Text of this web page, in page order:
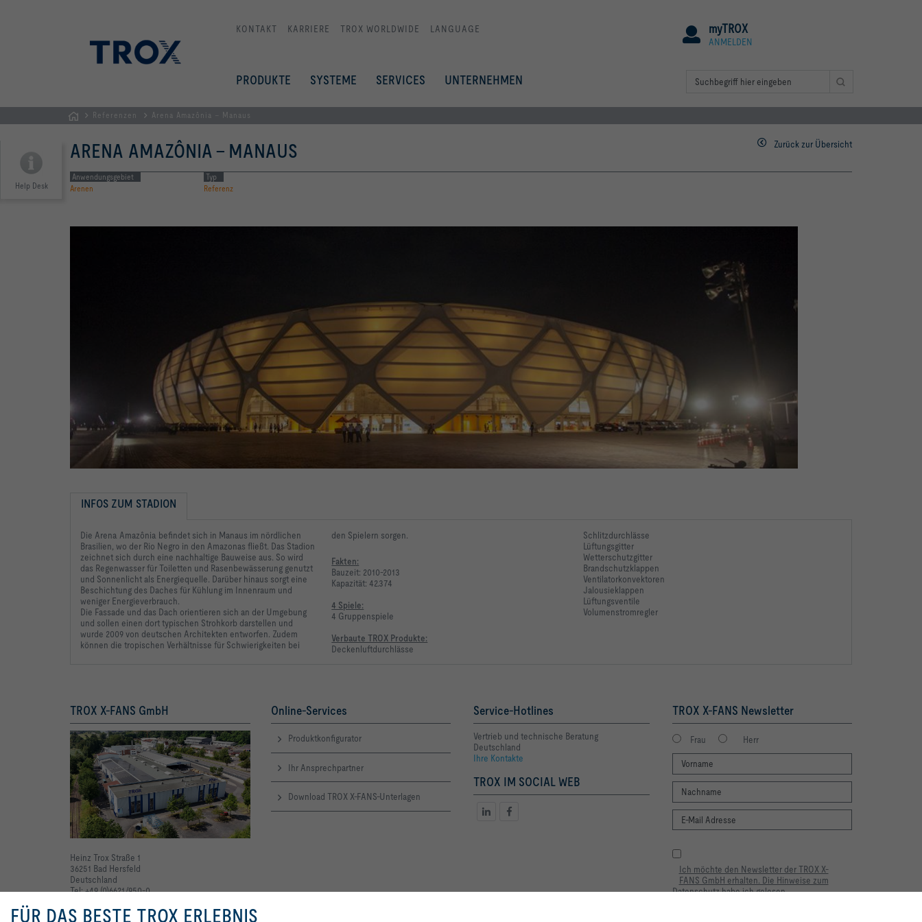
KONTAKT KARRIERE TROX WORLDWIDE LANGUAGE myTROX
ANMELDEN
PRODUKTE SYSTEME SERVICES UNTERNEHMEN
Referenzen Arena Amazônia – Manaus
Help Desk
ARENA AMAZÔNIA – MANAUS Zurück zur Übersicht
Anwendungsgebiet
Arenen
Typ
Referenz
INFOS ZUM STADION
Die Arena Amazônia befindet sich in Manaus im nördlichen
Brasilien, wo der Rio Negro in den Amazonas fließt. Das Stadion
zeichnet sich durch eine nachhaltige Bauweise aus. So wird
das Regenwasser für Toiletten und Rasenbewässerung genutzt
und Sonnenlicht als Energiequelle. Darüber hinaus sorgt eine
Beschichtung des Daches für Kühlung im Innenraum und
weniger Energieverbrauch.
Die Fassade und das Dach orientieren sich an der Umgebung
und sollen einen dort typischen Strohkorb darstellen und
wurde 2009von deutschen Architekten entworfen. Zudem
können die tropischen Verhältnisse für Schwierigkeiten bei
den Spielern sorgen.
Fakten:
Bauzeit: 2010-2013
Kapazität: 42.374
4 Spiele:
4 Gruppenspiele
Verbaute TROX Produkte:
Deckenluftdurchlässe
Schlitzdurchlässe
Lüftungsgitter
Wetterschutzgitter
Brandschutzklappen
Ventilatorkonvektoren
Jalousieklappen
Lüftungsventile
Volumenstromregler
TROX X-FANS GmbH
Heinz Trox Straße 1
36251 Bad Hersfeld
Deutschland
Tel: +49 (0)6621/950-0
Online-Services
Produktkonfigurator
Ihr Ansprechpartner
Download TROX X-FANS-Unterlagen
Service-Hotlines
Vertrieb und technische Beratung
Deutschland
Ihre Kontakte
TROX IM SOCIAL WEB
TROX X-FANS Newsletter
Frau Herr
Ich möchte den Newsletter der TROX X-
FANS GmbH erhalten. Die Hinweise zum
Datenschutz habe ich gelesen.
FÜR DAS BESTE TROX ERLEBNIS